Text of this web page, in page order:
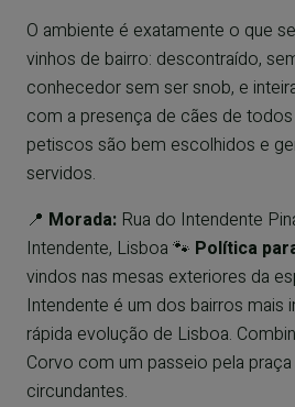
O ambiente é exatamente o que
vinhos de bairro: descontraído,
conhecedor sem ser snob, e
com a presença de cães de
petiscos são bem escolhidos e
servidos.
📍 Morada: Rua do Intendente
Intendente, Lisboa 🐾 Política
vindos nas mesas exteriores da
Intendente é um dos bairros mais
rápida evolução de Lisboa.
Corvo com um passeio pela praça
circundantes.